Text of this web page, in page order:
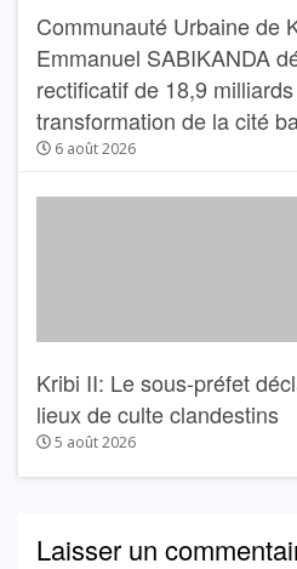
Communauté Urbaine de
Emmanuel SABIKANDA
rectificatif de 18,9
transformation de la cité
6 août 2026
Kribi II: Le sous-préfet
lieux de culte clandestins
5 août 2026
Laisser un